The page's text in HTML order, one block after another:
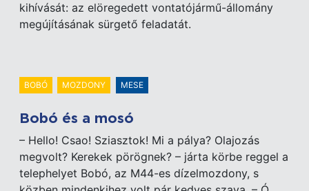
kihívását: az elöregedett vontatójármű-állomány
megújításának sürgető feladatát.
BOBÓ MOZDONY MESE
Bobó és a mosó
– Hello! Csao! Sziasztok! Mi a pálya? Olajozás
megvolt? Kerekek pörögnek? – járta körbe reggel a
telephelyet Bobó, az M44-es dízelmozdony, s